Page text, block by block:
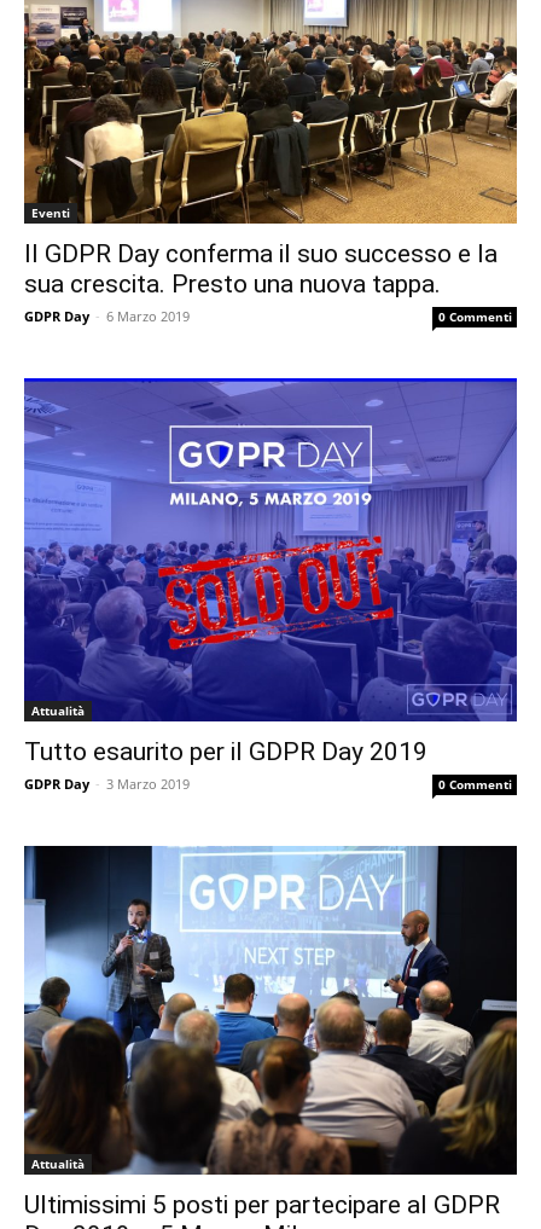
Eventi
Il GDPR Day conferma il suo successo e la
sua crescita. Presto una nuova tappa.
GDPR Day - 6 Marzo 2019 0 Commenti
Attualità
Tutto esaurito per il GDPR Day 2019
GDPR Day - 3 Marzo 2019 0 Commenti
Attualità
Ultimissimi 5 posti per partecipare al GDPR